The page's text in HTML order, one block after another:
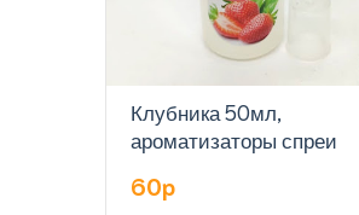
Клубника 50мл,
ароматизаторы спреи
60p